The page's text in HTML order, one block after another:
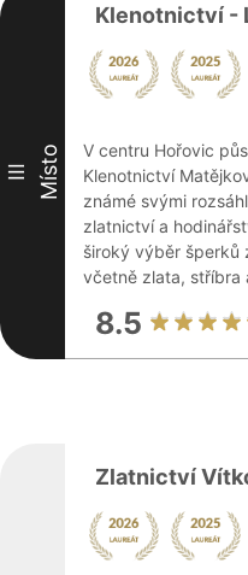
III Místo
Klenotnictví -
V centru Hořovic
Klenotnictví
známé svými
zlatnictví a
široký výběr šperků
včetně zlata, stříbra
8.5
Zlatnictví